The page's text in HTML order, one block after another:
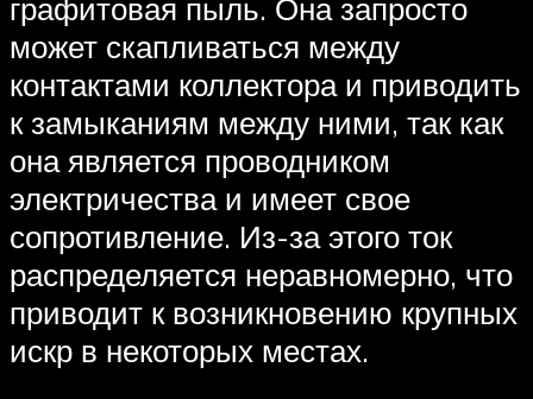
графитовая пыль. Она запросто
может скапливаться между
контактами коллектора и приводить
к замыканиям между ними, так как
она является проводником
электричества и имеет свое
сопротивление. Из-за этого ток
распределяется неравномерно, что
приводит к возникновению крупных
искр в некоторых местах.